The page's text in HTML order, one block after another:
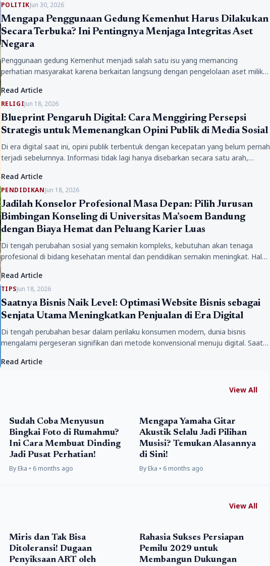
POLITIKJun 30, 2026
Mengapa Penggunaan Gedung Kemenhut Harus Dilakukan
Secara Terbuka? Ini Pentingnya Menjaga Integritas Aset
Negara
Penggunaan gedung Kemenhut menjadi salah satu isu yang memancing
perhatian masyarakat karena berkaitan langsung dengan pengelolaan aset milik
negara. Di tengah meningkatnya tuntutan terhadap pemerintahan…
Read Article
RELIGIJun 18, 2026
Blueprint Pengaruh Digital: Cara Menggiring Persepsi
Strategis untuk Memenangkan Opini Publik di Media Sosial
Di era digital saat ini, opini publik terbentuk dengan kecepatan yang belum pernah
terjadi sebelumnya. Informasi tidak lagi hanya disebarkan secara satu arah,
Read Article
PENDIDIKANJun 18, 2026
Jadilah Konselor Profesional Masa Depan: Pilih Jurusan
Bimbingan Konseling di Universitas Ma’soem Bandung
dengan Biaya Hemat dan Peluang Karier Luas
Di tengah perubahan sosial yang semakin kompleks, kebutuhan akan tenaga
profesional di bidang kesehatan mental dan pendidikan semakin meningkat. Hal
ini membuat jurusan bimbingan konseling…
Read Article
TIPSJun 18, 2026
Saatnya Bisnis Naik Level: Optimasi Website Bisnis sebagai
Senjata Utama Meningkatkan Penjualan di Era Digital
Di tengah perubahan besar dalam perilaku konsumen modern, dunia bisnis
mengalami pergeseran signifikan dari metode konvensional menuju digital. Saat
Read Article
View All
Sudah Coba Menyusun
Bingkai Foto di Rumahmu?
Ini Cara Membuat Dinding
Jadi Pusat Perhatian!
By Eka • 6 months ago
Mengapa Yamaha Gitar
Akustik Selalu Jadi Pilihan
Musisi? Temukan Alasannya
di Sini!
By Eka • 6 months ago
View All
Miris dan Tak Bisa
Ditoleransi! Dugaan
Penyiksaan ART oleh
Rahasia Sukses Persiapan
Pemilu 2029 untuk
Membangun Dukungan